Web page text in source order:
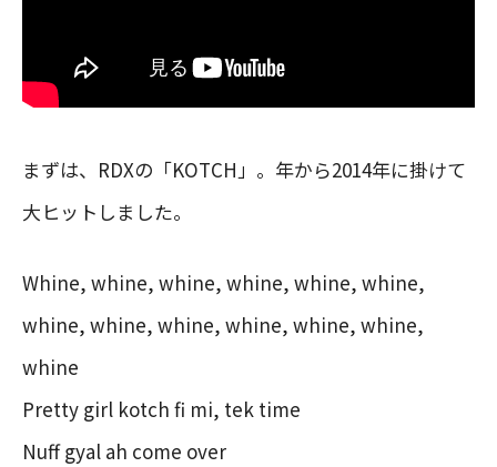
まずは、RDXの「KOTCH」。年から2014年に掛けて
大ヒットしました。
Whine, whine, whine, whine, whine, whine,
whine, whine, whine, whine, whine, whine,
whine
Pretty girl kotch fi mi, tek time
Nuff gyal ah come over